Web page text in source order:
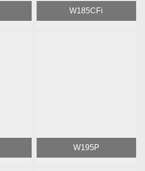
W185CFi
W195P